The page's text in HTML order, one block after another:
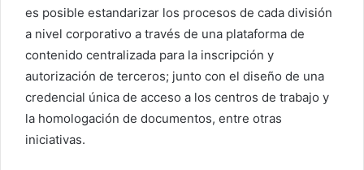
es posible estandarizar los procesos de cada división
a nivel corporativo a través de una plataforma de
contenido centralizada para la inscripción y
autorización de terceros; junto con el diseño de una
credencial única de acceso a los centros de trabajo y
la homologación de documentos, entre otras
iniciativas.